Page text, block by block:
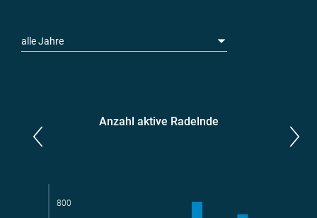
alle Jahre
Anzahl aktive Radelnde
800